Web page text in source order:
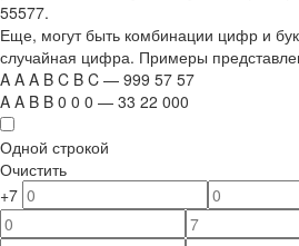
55577.
Еще, могут быть комбинации цифр и
случайная цифра. Примеры
A A A B C B C — 999 57 57
A A B B 0 0 0 — 33 22 000
Одной строкой
Очистить
+7